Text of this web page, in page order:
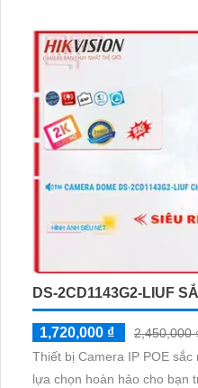
không ảnh hưởng đến chất
DS-2CD1143G2-LIUF
1,720,000 ₫
2,450,000
Thiết bị Camera IP POE
lựa chọn hoàn hảo cho bạn